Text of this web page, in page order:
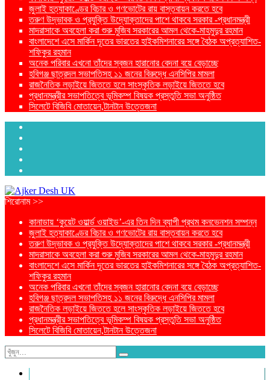
জুলাই হত্যাকাণ্ডের বিচার ও গণভোটের রায় বাস্তবায়ন করতে হবে
তরুণ উদ্ভাবক ও প্রযুক্তি উদ্যোক্তাদের পাশে থাকবে সরকার -প্রধানমন্ত্রী
মাদরাসাকে অবহেলা করা শুরু মুজিব সরকারের আমল থেকে-মাহমুদুর রহমান
বাংলাদেশে এসে মার্কিন দূতের ভারতের হাইকমিশনারের সঙ্গে বৈঠক অপ্রত্যাশিত-
শফিকুর রহমান
অনেক পরিবার এখনো তাঁদের স্বজন হারানোর বেদনা বয়ে বেড়াচ্ছে
হবিগঞ্জ ছাত্রদল সভাপতিসহ ১১ জনের বিরুদ্ধে এনসিপির মামলা
রাজনৈতিক লড়াইয়ে জিততে হলে সাংস্কৃতিক লড়াইয়ে জিততে হবে
প্রধানমন্ত্রীর সভাপতিত্বে ভূমিকম্প বিষয়ক প্রস্তুতি সভা অনুষ্ঠিত
সিলেটে বিজিবি মোতায়েন,টানটান উত্তেজনা
শিরোনাম >>
কানাডায় ‘কুয়েট ওয়ার্ল্ড ওয়াইড’-এর তিন দিন ব্যাপী প্রথম কনভেনশন সম্পন্ন
জুলাই হত্যাকাণ্ডের বিচার ও গণভোটের রায় বাস্তবায়ন করতে হবে
তরুণ উদ্ভাবক ও প্রযুক্তি উদ্যোক্তাদের পাশে থাকবে সরকার -প্রধানমন্ত্রী
মাদরাসাকে অবহেলা করা শুরু মুজিব সরকারের আমল থেকে-মাহমুদুর রহমান
বাংলাদেশে এসে মার্কিন দূতের ভারতের হাইকমিশনারের সঙ্গে বৈঠক অপ্রত্যাশিত-
শফিকুর রহমান
অনেক পরিবার এখনো তাঁদের স্বজন হারানোর বেদনা বয়ে বেড়াচ্ছে
হবিগঞ্জ ছাত্রদল সভাপতিসহ ১১ জনের বিরুদ্ধে এনসিপির মামলা
রাজনৈতিক লড়াইয়ে জিততে হলে সাংস্কৃতিক লড়াইয়ে জিততে হবে
প্রধানমন্ত্রীর সভাপতিত্বে ভূমিকম্প বিষয়ক প্রস্তুতি সভা অনুষ্ঠিত
সিলেটে বিজিবি মোতায়েন,টানটান উত্তেজনা